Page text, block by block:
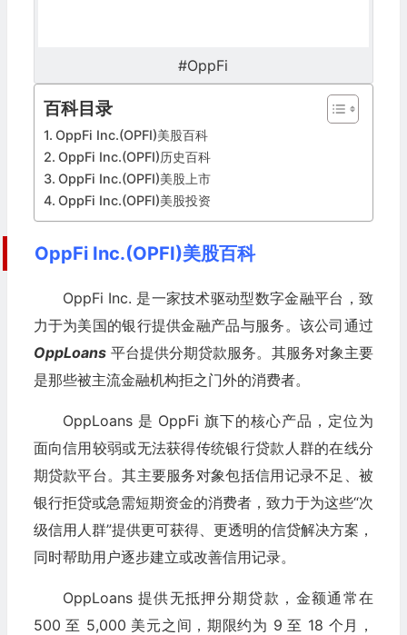
#OppFi
百科目录
OppFi Inc.(OPFI)美股百科
OppFi Inc.(OPFI)历史百科
OppFi Inc.(OPFI)美股上市
OppFi Inc.(OPFI)美股投资
OppFi Inc.(OPFI)美股百科
OppFi Inc. 是一家技术驱动型数字金融平台，致
力于为美国的银行提供金融产品与服务。该公司通过
OppLoans 平台提供分期贷款服务。其服务对象主要
是那些被主流金融机构拒之门外的消费者。
OppLoans 是 OppFi 旗下的核心产品，定位为
面向信用较弱或无法获得传统银行贷款人群的在线分
期贷款平台。其主要服务对象包括信用记录不足、被
银行拒贷或急需短期资金的消费者，致力于为这些“次
级信用人群”提供更可获得、更透明的信贷解决方案，
同时帮助用户逐步建立或改善信用记录。
OppLoans 提供无抵押分期贷款，金额通常在
500 至 5,000 美元之间，期限约为 9 至 18 个月，